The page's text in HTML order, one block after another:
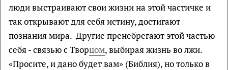
люди выстраивают свои жизни на этой частичке и
так открывают для себя истину, достигают
познания мира. Другие пренебрегают этой частью
себя - связью с Творцом, выбирая жизнь во лжи.
«Просите, и дано будет вам» (Библия), но только в